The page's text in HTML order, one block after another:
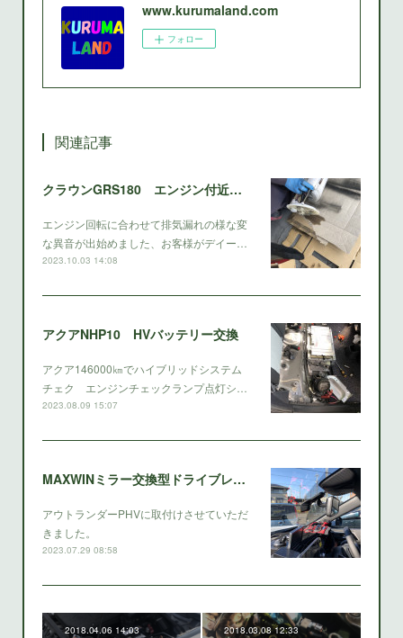
www.kurumaland.com
フォロー
関連記事
クラウンGRS180 エンジン付近バタバタ、ビジビジと不思議なエンジン異音？
エンジン回転に合わせて排気漏れの様な変
な異音が出始めました、お客様がデイー…
2023.10.03 14:08
アクアNHP10 HVバッテリー交換
アクア146000㎞でハイブリッドシステム
チェク エンジンチェックランプ点灯シ…
2023.08.09 15:07
MAXWINミラー交換型ドライブレコーダー
アウトランダーPHVに取付けさせていただ
きました。
2023.07.29 08:58
2018.04.06 14:03 2018.03.08 12:33